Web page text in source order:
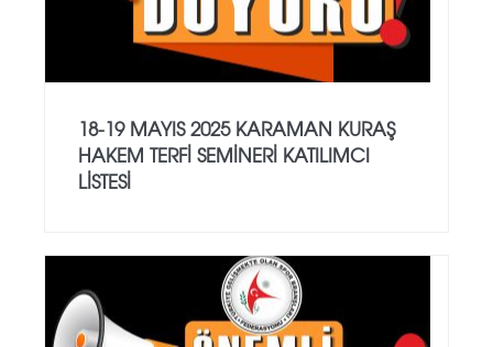
18-19 MAYIS 2025 KARAMAN KURAŞ
HAKEM TERFİ SEMİNERİ KATILIMCI
LİSTESİ